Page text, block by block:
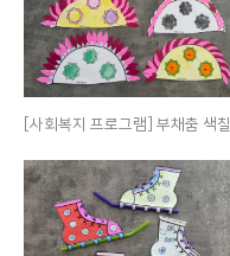
[사회복지 프로그램] 부채춤 색칠하기